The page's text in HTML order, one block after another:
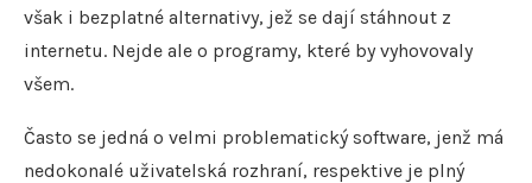
však i bezplatné alternativy, jež se dají stáhnout z
internetu. Nejde ale o programy, které by vyhovovaly
všem.
Často se jedná o velmi problematický software, jenž má
nedokonalé uživatelská rozhraní, respektive je plný